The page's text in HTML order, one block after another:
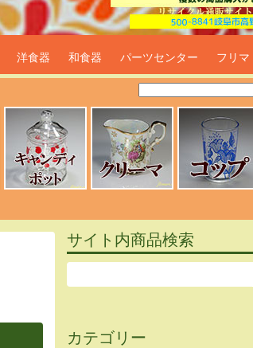
リマート
洋食器 和食器 パーツセンター フリマ
サイト内商品検索
カテゴリー